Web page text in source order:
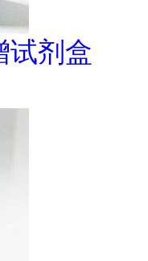
试剂盒